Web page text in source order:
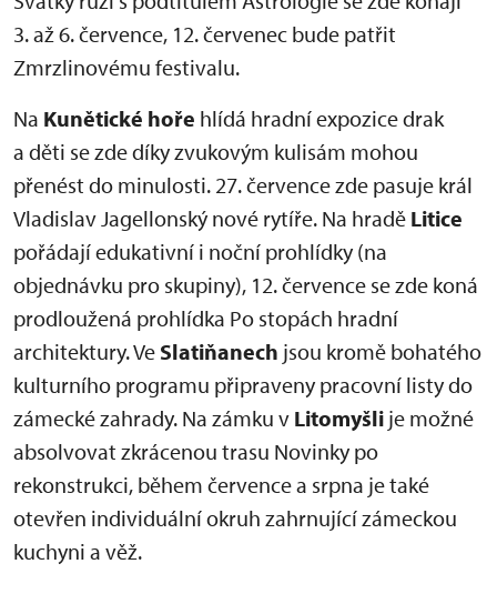
3. až 6. července, 12. červenec bude patřit
Zmrzlinovému festivalu.
Na Kunětické hoře hlídá hradní expozice drak
a děti se zde díky zvukovým kulisám mohou
přenést do minulosti. 27. července zde pasuje král
Vladislav Jagellonský nové rytíře. Na hradě Litice
pořádají edukativní i noční prohlídky (na
objednávku pro skupiny), 12. července se zde koná
prodloužená prohlídka Po stopách hradní
architektury. Ve Slatiňanech jsou kromě bohatého
kulturního programu připraveny pracovní listy do
zámecké zahrady. Na zámku v Litomyšli je možné
absolvovat zkrácenou trasu Novinky po
rekonstrukci, během července a srpna je také
otevřen individuální okruh zahrnující zámeckou
kuchyni a věž.